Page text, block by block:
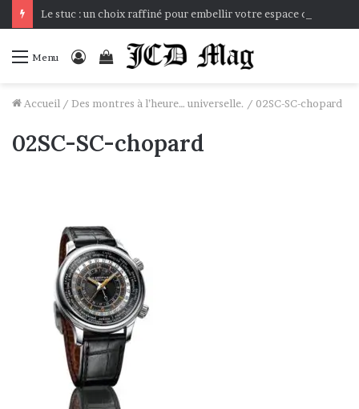
Le stuc : un choix raffiné pour embellir votre espace de vie
Menu Connexion
Voir
panier
Accueil / Des montres à l’heure… universelle. / 02SC-SC-chopard
02SC-SC-chopard